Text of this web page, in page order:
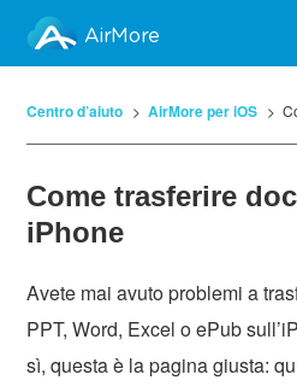
AirMore
Centro d’aiuto AirMore per iOS
Come trasferire
iPhone
Avete mai avuto problemi a
PPT, Word, Excel o ePub
sì, questa è la pagina giusta: